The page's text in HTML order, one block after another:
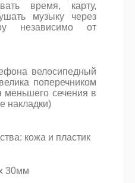
время, карту,
музыку через
независимо от
велосипедный
поперечником
сечения в
накладки)
кожа и пластик
30мм